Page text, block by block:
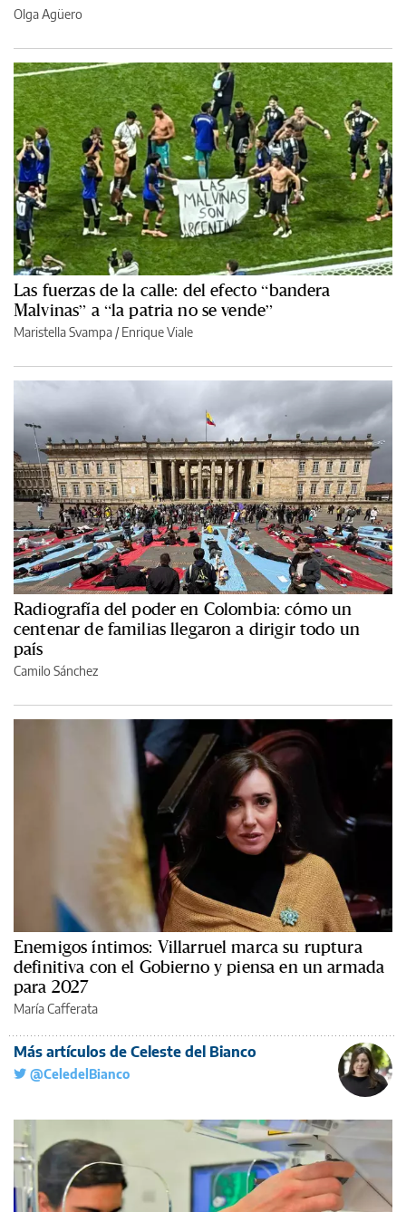
Olga Agüero
Las fuerzas de la calle: del efecto “bandera
Malvinas” a “la patria no se vende”
Maristella Svampa /Enrique Viale
Radiografía del poder en Colombia: cómo un
centenar de familias llegaron a dirigir todo un
país
Camilo Sánchez
Enemigos íntimos: Villarruel marca su ruptura
definitiva con el Gobierno y piensa en un armada
para 2027
María Cafferata
Más artículos de Celeste del Bianco
@CeledelBianco